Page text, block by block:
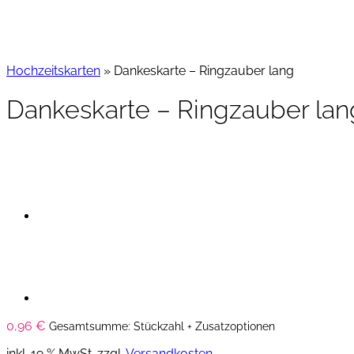
Hochzeitskarten » Dankeskarte – Ringzauber lang
Dankeskarte – Ringzauber
0,96 € Gesamtsumme: Stückzahl + Zusatzoptionen